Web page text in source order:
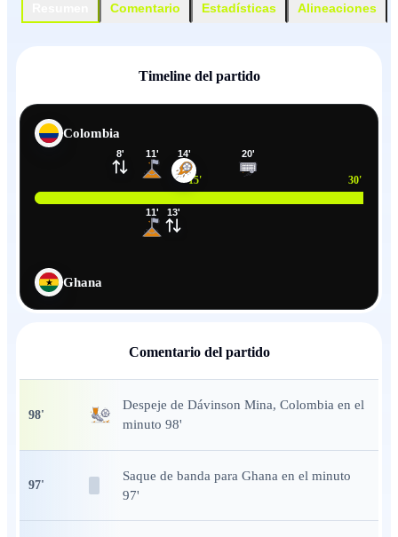
Comentario Estadísticas Alineaciones
Timeline del partido
Colombia
15' 30'
8'
11'
11'
13'
14' 20'
Ghana
Comentario del partido
98'
Despeje de Dávinson Mina, Colombia en el
minuto 98'
97'
Saque de banda para Ghana en el minuto
97'